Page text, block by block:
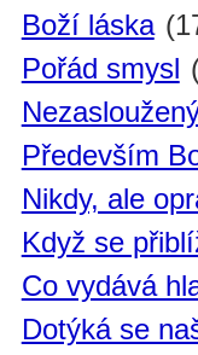
Boží láska
Pořád smysl
Především
Nikdy, ale
Když se
Co vydává
Dotýká se